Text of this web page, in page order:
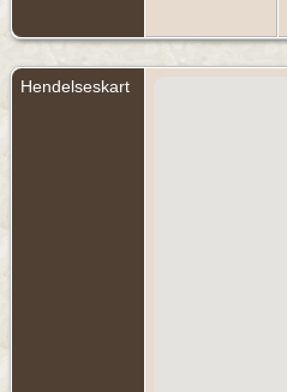
Hendelseskart